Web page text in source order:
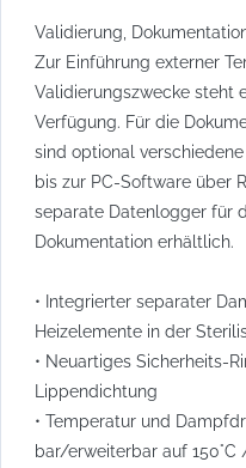
Validierung,
Zur Einführung externer
Validierungszwecke steht
Verfügung. Für die
sind optional
bis zur PC-Software über
separate Datenlogger für
Dokumentation erhältlich.
• Integrierter separater
Heizelemente in der
• Neuartiges Sicherheits-
Lippendichtung
• Temperatur und
bar/erweiterbar auf 150°C